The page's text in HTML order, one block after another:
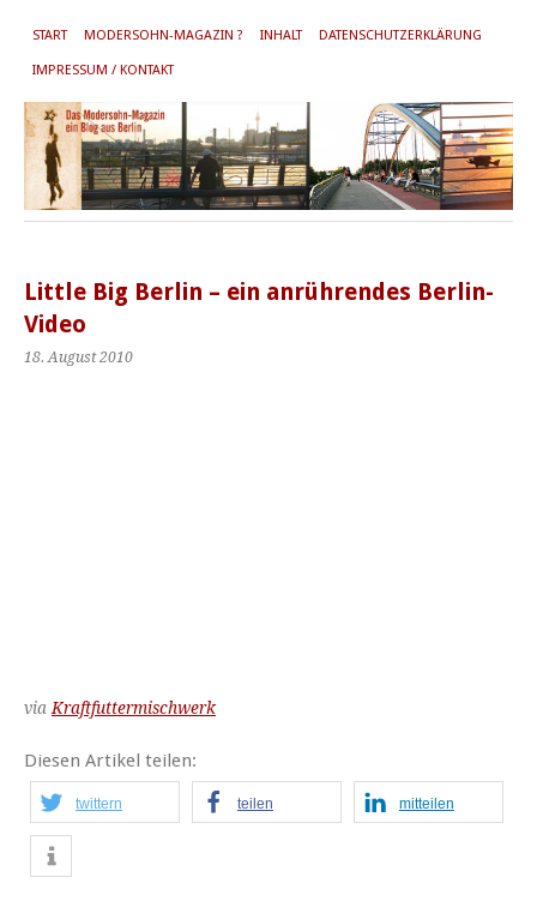
START MODERSOHN-MAGAZIN ? INHALT DATENSCHUTZERKLÄRUNG
IMPRESSUM / KONTAKT
Little Big Berlin – ein anrührendes Berlin-
Video
18. August 2010
via Kraftfuttermischwerk
Diesen Artikel teilen:
twittern teilen mitteilen